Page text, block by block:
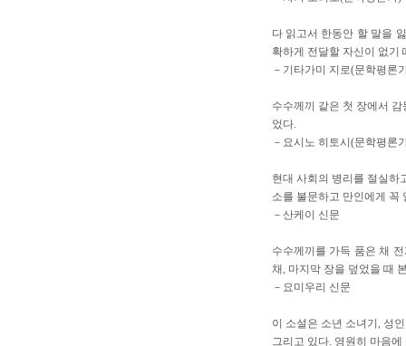
다 읽고서 한동안 할 말을
확하게 전달할 자신이 없기
－기타가미 지로(문학평론
수수께끼 같은 첫 장에서
었다.
－요시노 히토시(문학평론
현대 사회의 병리를 절실하
소를 불문하고 만인에게 꼭
－산케이 신문
수수께끼를 가득 품은 채
채, 마지막 장을 덮었을 때
－요미우리 신문
이 소설은 소년 소녀기, 성
그리고 있다. 영원히 마음에